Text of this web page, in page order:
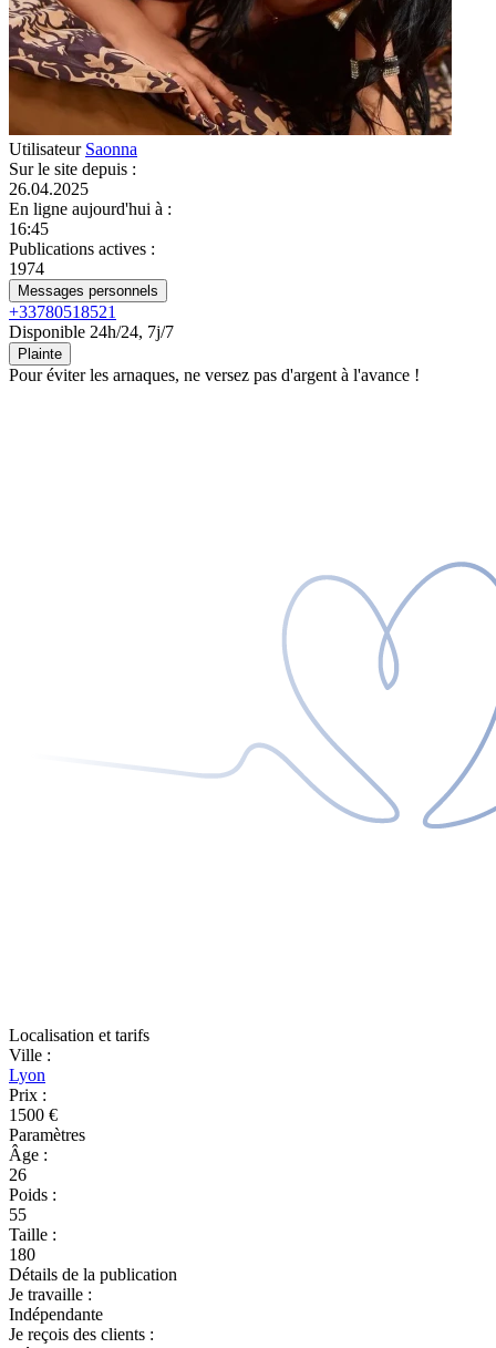
Utilisateur Saonna
Sur le site depuis :
26.04.2025
En ligne aujourd'hui à :
16:45
Publications actives :
1974
Messages personnels
+33780518521
Disponible 24h/24, 7j/7
Plainte
Pour éviter les arnaques, ne versez pas d'argent à l'avance !
Localisation et tarifs
Ville :
Lyon
Prix :
1500 €
Paramètres
Âge :
26
Poids :
55
Taille :
180
Détails de la publication
Je travaille :
Indépendante
Je reçois des clients :